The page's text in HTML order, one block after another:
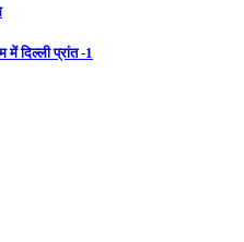
में दिल्ली प्रांत -1